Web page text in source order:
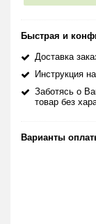
Быстрая и
Доставка
Инструкция
Заботясь о
товар без
Варианты